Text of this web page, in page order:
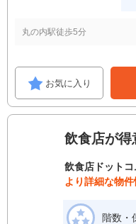
丸の内駅徒歩5分
お気に入り
飲食店が得
飲食店ドットコ
より詳細な物件
階数・